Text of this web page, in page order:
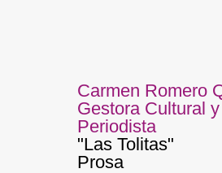
Carmen Romero
Gestora Cultural y
Periodista
"Las Tolitas"
Prosa